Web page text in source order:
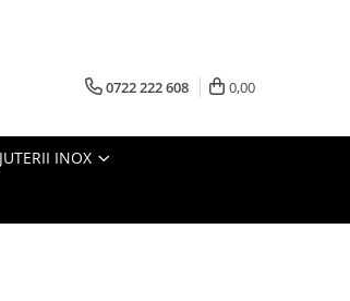
0722 222 608 0,00
INOX